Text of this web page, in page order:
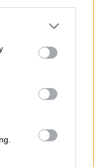
or more Google
You may click to
party tags to
in below Google